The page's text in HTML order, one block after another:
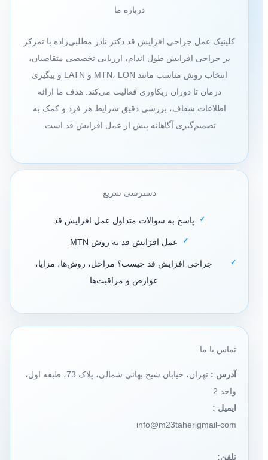
درباره ما
کلینیک عمل جراحی افزایش قد دکتر نادر مطلبی‌زاده با تمرکز
بر جراحی افزایش طول اندام، ارزیابی تخصصی متقاضیان،
انتخاب روش مناسب مانند MTN، LON و LATN و پیگیری
درمان تا دوران ریکاوری فعالیت می‌کند. هدف ما ارائه
اطلاعات شفاف، بررسی دقیق شرایط هر فرد و کمک به
تصمیم‌گیری آگاهانه پیش از عمل افزایش قد است.
دسترسی سریع
پاسخ به سوالات متداول عمل افزایش قد
عمل افزایش قد به روش MTN
جراحی افزایش قد چیست؟ مراحل، روش‌ها، مزایا،
عوارض و مراقبت‌ها
تماس با ما
آدرس :
تهران، خيابان شيخ بهائي شمالي، پلاک 73، طبقه اول،
واحد 2
ایمیل :
info@m23taherigmail-com
تلفن: